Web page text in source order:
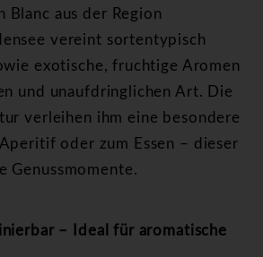
Blanc aus der Region
vereint sortentypisch
exotische, fruchtige Aromen
und unaufdringlichen Art. Die
verleihen ihm eine besondere
oder zum Essen – dieser
Genussmomente.
– Ideal für aromatische